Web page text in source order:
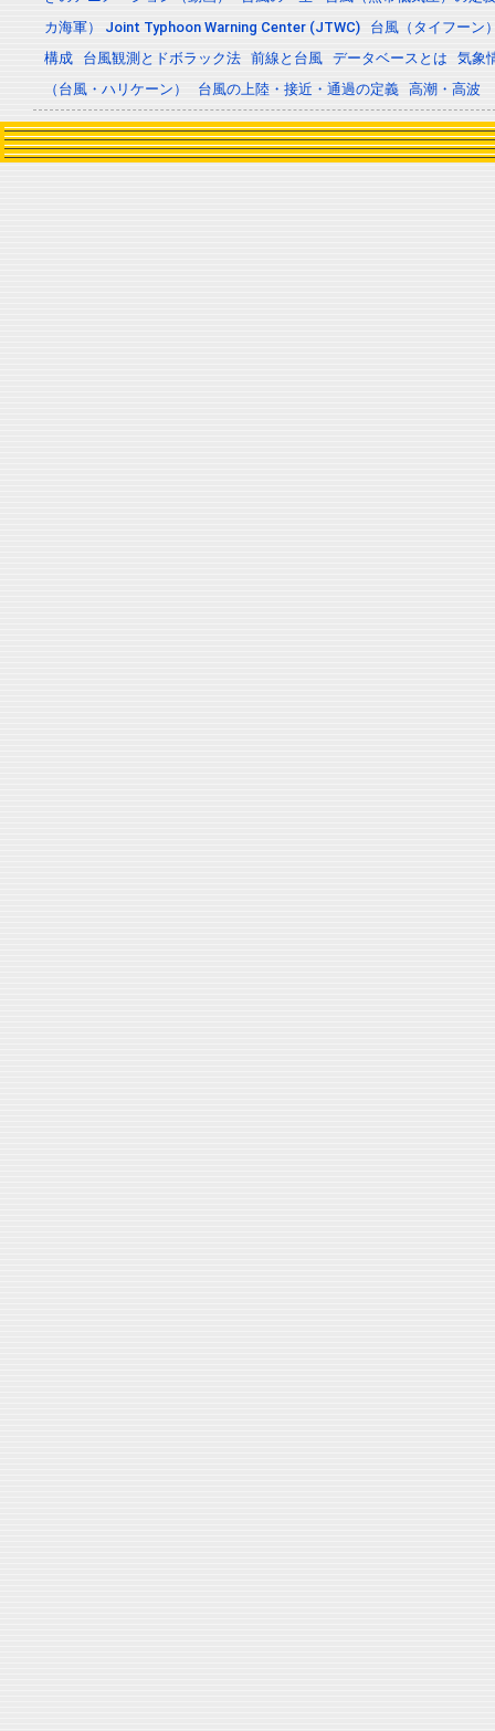
カ海軍） Joint Typhoon Warning Center (JTWC)
台風（タイフーン
構成
台風観測とドボラック法 前線と台風 データベースとは
気象
（台風・ハリケーン）
台風の上陸・接近・通過の定義 高潮・高波